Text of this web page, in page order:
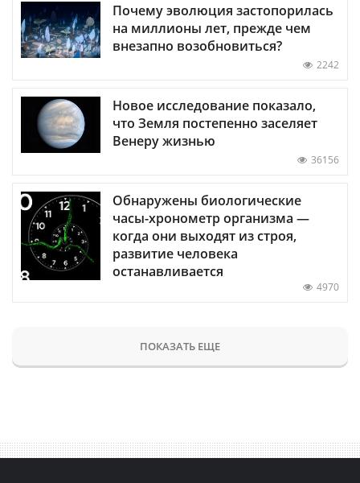
Почему эволюция застопорилась
на миллионы лет, прежде чем
внезапно возобновиться?
2242
Новое исследование показало,
что Земля постепенно заселяет
Венеру жизнью
36156
Обнаружены биологические
часы-хронометр организма —
когда они выходят из строя,
развитие человека
останавливается
4970
ПОКАЗАТЬ ЕЩЕ